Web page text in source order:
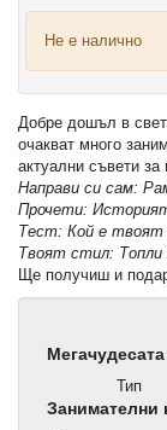
Не е налично
Добре дошъл в
очакват много
актуални съвети за
Направи си сам:
Прочети:
Тест: Кой е твоят
Твоят стил: Топли
Ще получиш и
Тип
Занимателни